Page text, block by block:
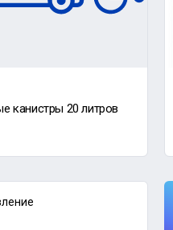
канистры 20 литров